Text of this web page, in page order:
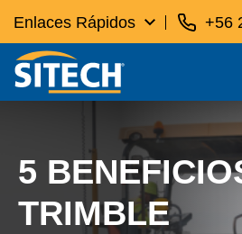
Enlaces Rápidos +56
5
TRIMBLE